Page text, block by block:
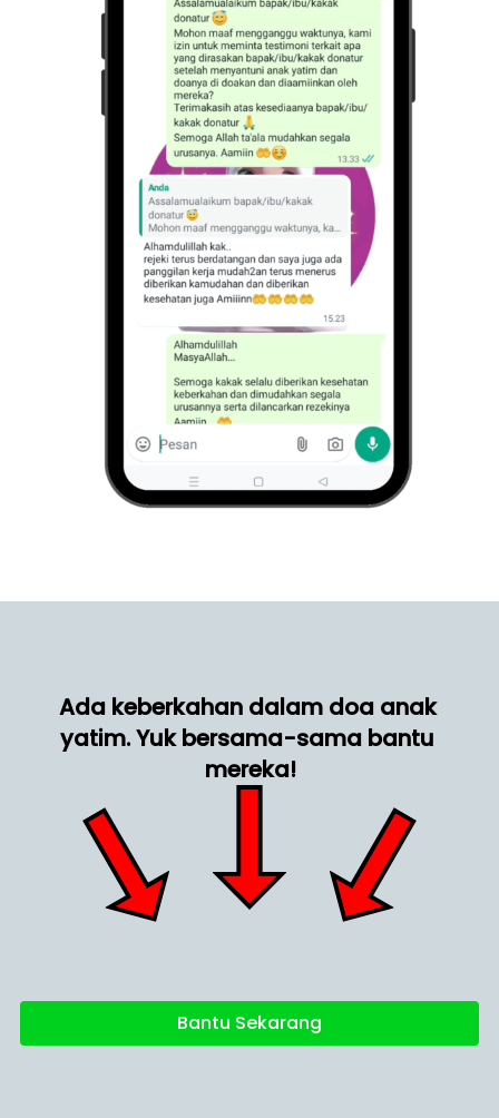
Ada keberkahan dalam doa anak
yatim. Yuk bersama-sama bantu
mereka!
`Bantu Sekarang